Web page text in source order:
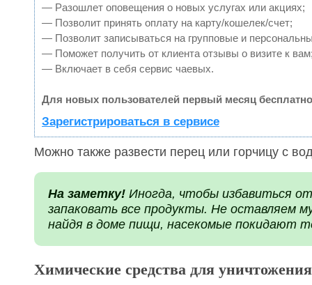
— Разошлет оповещения о новых услугах или акциях;
— Позволит принять оплату на карту/кошелек/счет;
— Позволит записываться на групповые и
— Поможет получить от клиента отзывы о визите к
— Включает в себя сервис чаевых.
Для новых пользователей первый месяц
Зарегистрироваться в сервисе
Можно также развести перец или горчицу с
На заметку! Иногда, чтобы избавиться
запаковать все продукты. Не оставляем
найдя в доме пищи, насекомые покидают
Химические средства для